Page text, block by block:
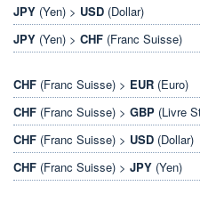
JPY (Yen) > USD (Dollar)
JPY (Yen) > CHF (Franc Suisse)
CHF (Franc Suisse) > EUR (Euro)
CHF (Franc Suisse) > GBP (Livre
CHF (Franc Suisse) > USD (Dollar)
CHF (Franc Suisse) > JPY (Yen)